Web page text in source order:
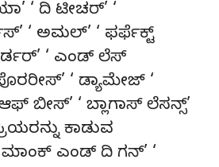
‘ ದಿ ಟೀಚರ್’ ‘
‘ ಅಮಲ್’ ‘ ಫರ್ಫೆಕ್ಟ್
‘ ಎಂಡ್ ಲೆಸ್
‘ ಡ್ಯಾಮೇಜ್ ‘
ಆಫ್ ಬೀಸ್’ ‘ ಬ್ಲಾಗಾಸ್ ಲೆಸನ್ಸ್’
ಕಾಡುವ
ಮಾಂಕ್ ಎಂಡ್ ದಿ ಗನ್’ ‘